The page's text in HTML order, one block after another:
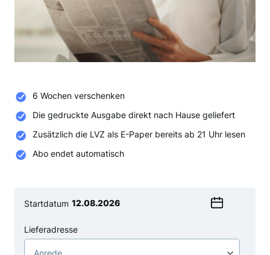
6 Wochen verschenken
Die gedruckte Ausgabe direkt nach Hause geliefert
Zusätzlich die LVZ als E-Paper bereits ab 21 Uhr lesen
Abo endet automatisch
Startdatum
ein
Datum
Lieferadresse